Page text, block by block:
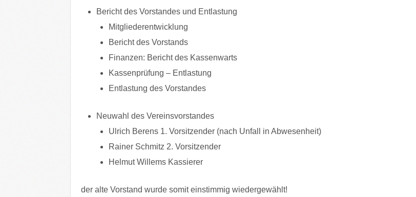
Bericht des Vorstandes und Entlastung
Mitgliederentwicklung
Bericht des Vorstands
Finanzen: Bericht des Kassenwarts
Kassenprüfung – Entlastung
Entlastung des Vorstandes
Neuwahl des Vereinsvorstandes
Ulrich Berens 1. Vorsitzender (nach Unfall in Abwesenheit)
Rainer Schmitz 2. Vorsitzender
Helmut Willems Kassierer
der alte Vorstand wurde somit einstimmig wiedergewählt!